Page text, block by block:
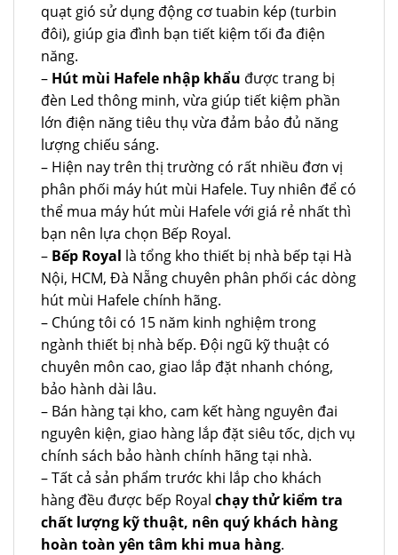
quạt gió sử dụng động cơ tuabin kép (turbin
đôi), giúp gia đình bạn tiết kiệm tối đa điện
năng.
– Hút mùi Hafele nhập khẩu được trang bị
đèn Led thông minh, vừa giúp tiết kiệm phần
lớn điện năng tiêu thụ vừa đảm bảo đủ năng
lượng chiếu sáng.
– Hiện nay trên thị trường có rất nhiều đơn vị
phân phối máy hút mùi Hafele. Tuy nhiên để có
thể mua máy hút mùi Hafele với giá rẻ nhất thì
bạn nên lựa chọn Bếp Royal.
– Bếp Royal là tổng kho thiết bị nhà bếp tại Hà
Nội, HCM, Đà Nẵng chuyên phân phối các dòng
hút mùi Hafele chính hãng.
– Chúng tôi có 15 năm kinh nghiệm trong
ngành thiết bị nhà bếp. Đội ngũ kỹ thuật có
chuyên môn cao, giao lắp đặt nhanh chóng,
bảo hành dài lâu.
– Bán hàng tại kho, cam kết hàng nguyên đai
nguyên kiện, giao hàng lắp đặt siêu tốc, dịch vụ
chính sách bảo hành chính hãng tại nhà.
– Tất cả sản phẩm trước khi lắp cho khách
hàng đều được bếp Royal chạy thử kiểm tra
chất lượng kỹ thuật, nên quý khách hàng
hoàn toàn yên tâm khi mua hàng.